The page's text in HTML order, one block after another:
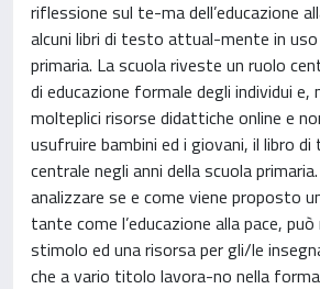
riflessione sul te-ma dell’educazione
alcuni libri di testo attual-mente in uso
primaria. La scuola riveste un ruolo
di educazione formale degli individui
molteplici risorse didattiche online e
usufruire bambini ed i giovani, il libro
centrale negli anni della scuola
analizzare se e come viene proposto
tante come l’educazione alla pace,
stimolo ed una risorsa per gli/le
che a vario titolo lavora-no nella